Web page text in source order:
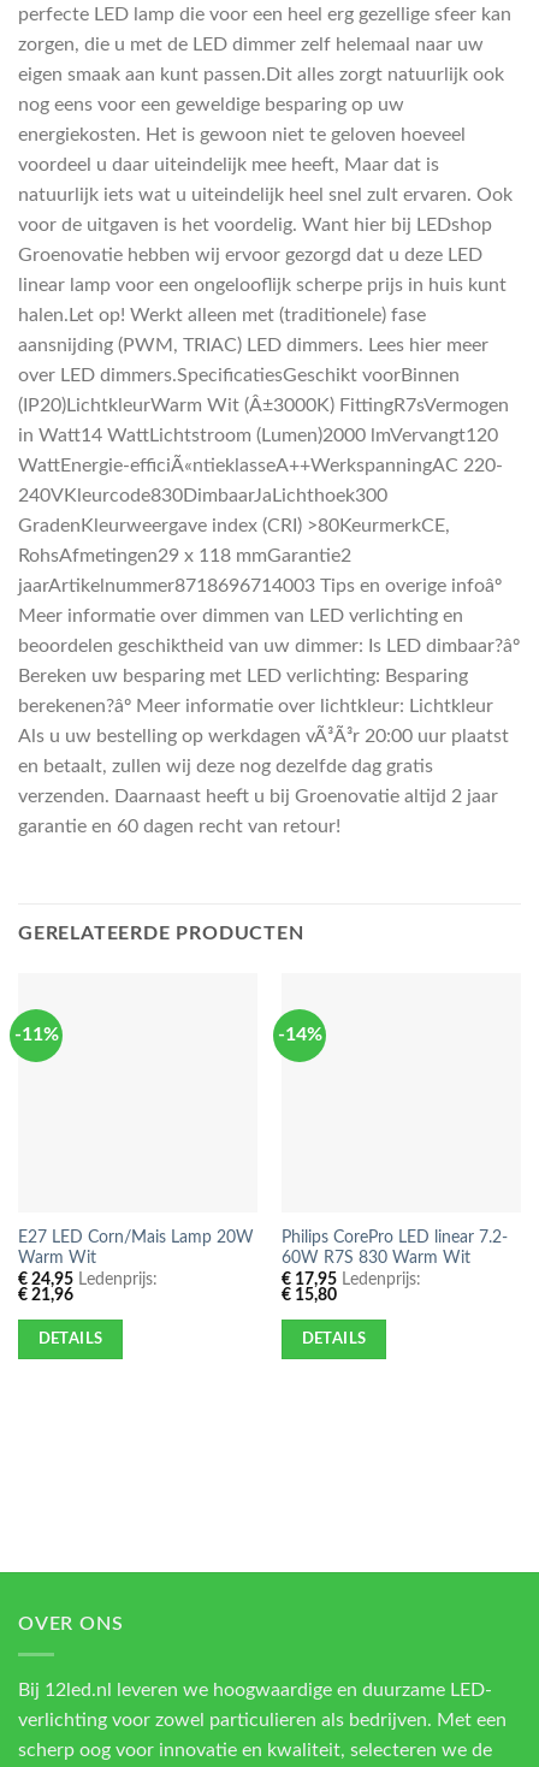
perfecte LED lamp die voor een heel erg gezellige sfeer kan
zorgen, die u met de LED dimmer zelf helemaal naar uw
eigen smaak aan kunt passen.Dit alles zorgt natuurlijk ook
nog eens voor een geweldige besparing op uw
energiekosten. Het is gewoon niet te geloven hoeveel
voordeel u daar uiteindelijk mee heeft, Maar dat is
natuurlijk iets wat u uiteindelijk heel snel zult ervaren. Ook
voor de uitgaven is het voordelig. Want hier bij LEDshop
Groenovatie hebben wij ervoor gezorgd dat u deze LED
linear lamp voor een ongelooflijk scherpe prijs in huis kunt
halen.Let op! Werkt alleen met (traditionele) fase
aansnijding (PWM, TRIAC) LED dimmers. Lees hier meer
over LED dimmers.SpecificatiesGeschikt voorBinnen
(IP20)LichtkleurWarm Wit (Â±3000K) FittingR7sVermogen
in Watt14 WattLichtstroom (Lumen)2000 lmVervangt120
WattEnergie-efficiÃ«ntieklasseA++WerkspanningAC 220-
240VKleurcode830DimbaarJaLichthoek300
GradenKleurweergave index (CRI) >80KeurmerkCE,
RohsAfmetingen29 x 118 mmGarantie2
jaarArtikelnummer8718696714003 Tips en overige infoâº
Meer informatie over dimmen van LED verlichting en
beoordelen geschiktheid van uw dimmer: Is LED dimbaar?âº
Bereken uw besparing met LED verlichting: Besparing
berekenen?âº Meer informatie over lichtkleur: Lichtkleur
Als u uw bestelling op werkdagen vÃ³Ã³r 20:00 uur plaatst
en betaalt, zullen wij deze nog dezelfde dag gratis
verzenden. Daarnaast heeft u bij Groenovatie altijd 2 jaar
garantie en 60 dagen recht van retour!
GERELATEERDE PRODUCTEN
-11%
E27 LED Corn/Mais Lamp 20W
Warm Wit
€24,95Ledenprijs:
€21,96
DETAILS
-14%
Philips CorePro LED linear 7.2-
60W R7S 830 Warm Wit
€17,95Ledenprijs:
€15,80
DETAILS
OVER ONS
Bij 12led.nl leveren we hoogwaardige en duurzame LED-
verlichting voor zowel particulieren als bedrijven. Met een
scherp oog voor innovatie en kwaliteit, selecteren we de